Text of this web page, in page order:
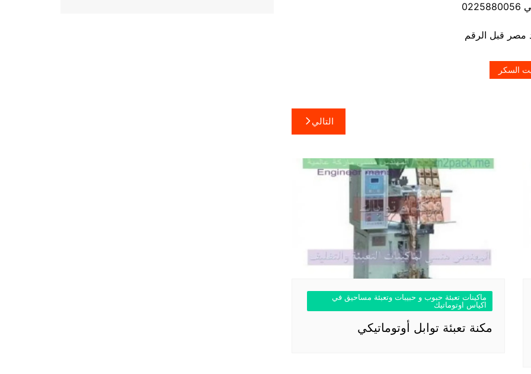
السكر
التالي
ماكينات تعبئة حبوب و حبيبات وتعبئة مساحيق في
اكياس اوتوماتيك
مكنة تعبئة توابل أوتوماتيكي